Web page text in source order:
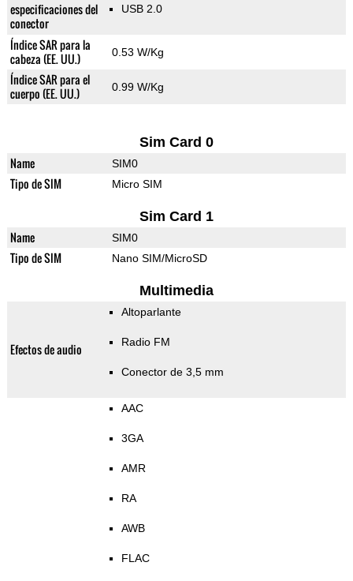
especificaciones del
conector
USB 2.0
Índice SAR para la
cabeza (EE. UU.)
0.53 W/Kg
Índice SAR para el
cuerpo (EE. UU.)
0.99 W/Kg
Sim Card 0
Name SIM0
Tipo de SIM Micro SIM
Sim Card 1
Name SIM0
Tipo de SIM Nano SIM/MicroSD
Multimedia
Efectos de audio
Altoparlante
Radio FM
Conector de 3,5 mm
AAC
3GA
AMR
RA
AWB
FLAC